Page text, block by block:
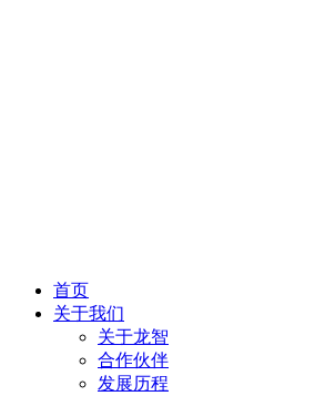
首页
关于我们
关于龙智
合作伙伴
发展历程